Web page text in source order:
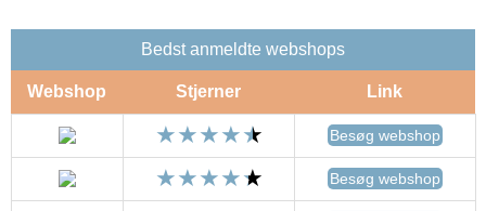
Bedst anmeldte webshops
Webshop Stjerner Link
Besøg webshop
Besøg webshop